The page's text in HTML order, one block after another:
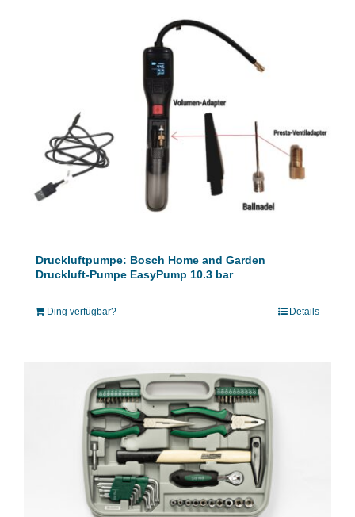
Druckluftpumpe: Bosch Home and Garden
Druckluft-Pumpe EasyPump 10.3 bar
Ding verfügbar? Details